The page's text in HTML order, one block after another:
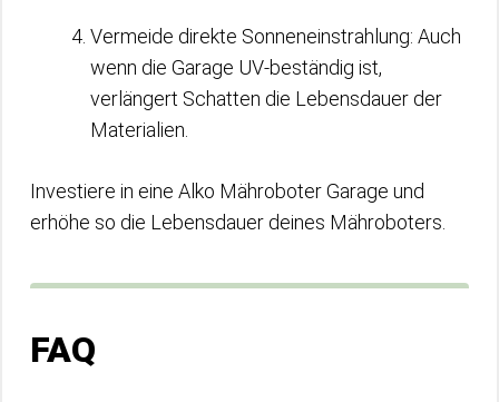
Vermeide direkte Sonneneinstrahlung: Auch
wenn die Garage UV-beständig ist,
verlängert Schatten die Lebensdauer der
Materialien.
Investiere in eine Alko Mähroboter Garage und
erhöhe so die Lebensdauer deines Mähroboters.
FAQ